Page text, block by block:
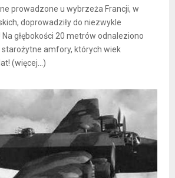
prowadzone u wybrzeża Francji, w
doprowadziły do niezwykle
głębokości 20 metrów odnaleziono
amfory, których wiek
(więcej…)